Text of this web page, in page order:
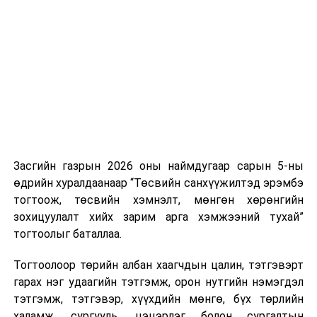
Шинэ хууль Францын зах зээлд үйлчилдэг гадаадын
дуудлагын төвүүдэд нөлөөлөхөөр байна. Тухайлбал,
Мароккогийн дуудлагын төвүүдийн орлогын 80 гаруй
хувь Францын зах зээлээс бүрддэг бөгөөд тус улсын
40–50 мянган ажлын байр эрсдэлд орж болзошгүйг
Засгийн газрын 2026 оны наймдугаар сарын 5-ны
өдрийн хуралдаанаар “Төсвийн санхүүжилтэд эрэмбэ
тогтоож, төсвийн хэмнэлт, мөнгөн хөрөнгийн
зохицуулалт хийх зарим арга хэмжээний тухай”
тогтоолыг баталлаа.
Тогтоолоор төрийн албан хаагчдын цалин, тэтгэвэрт
гарах нэг удаагийн тэтгэмж, орон нутгийн нэмэгдэл
тэтгэмж, тэтгэвэр, хүүхдийн мөнгө, бүх төрлийн